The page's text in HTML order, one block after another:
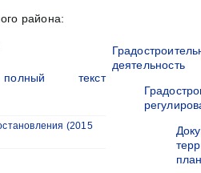
района:
текст
(2015
деятельность